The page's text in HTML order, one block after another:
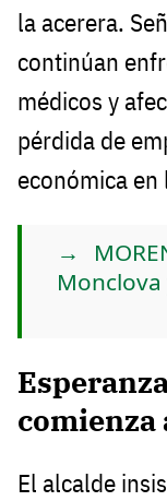
la acerera.
continúan
médicos y
pérdida de
económica en
Monclova
comienza
El alcalde